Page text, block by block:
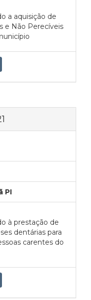
a aquisição de
e Não Perecíveis
PI
à prestação de
dentárias para
carentes do